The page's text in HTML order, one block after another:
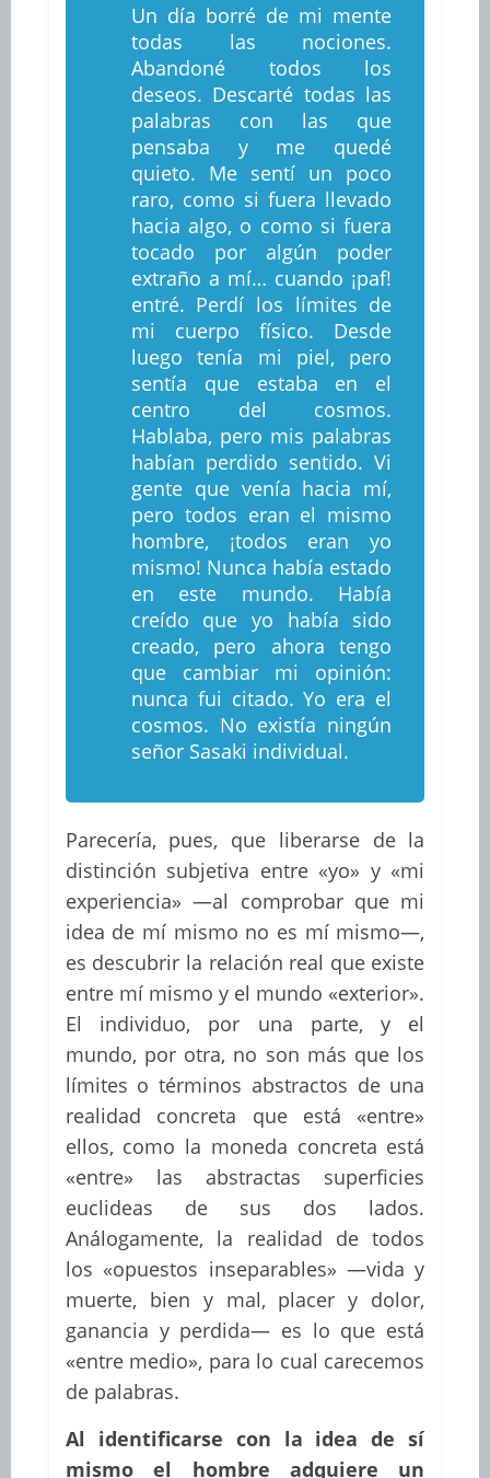
Un día borré de mi mente
todas las nociones.
Abandoné todos los
deseos. Descarté todas las
palabras con las que
pensaba y me quedé
quieto. Me sentí un poco
raro, como si fuera llevado
hacia algo, o como si fuera
tocado por algún poder
extraño a mí… cuando ¡paf!
entré. Perdí los límites de
mi cuerpo físico. Desde
luego tenía mi piel, pero
sentía que estaba en el
centro del cosmos.
Hablaba, pero mis palabras
habían perdido sentido. Vi
gente que venía hacia mí,
pero todos eran el mismo
hombre, ¡todos eran yo
mismo! Nunca había estado
en este mundo. Había
creído que yo había sido
creado, pero ahora tengo
que cambiar mi opinión:
nunca fui citado. Yo era el
cosmos. No existía ningún
señor Sasaki individual.
Parecería, pues, que liberarse de la
distinción subjetiva entre «yo» y «mi
experiencia» —al comprobar que mi
idea de mí mismo no es mí mismo—,
es descubrir la relación real que existe
entre mí mismo y el mundo «exterior».
El individuo, por una parte, y el
mundo, por otra, no son más que los
límites o términos abstractos de una
realidad concreta que está «entre»
ellos, como la moneda concreta está
«entre» las abstractas superficies
euclideas de sus dos lados.
Análogamente, la realidad de todos
los «opuestos inseparables» —vida y
muerte, bien y mal, placer y dolor,
ganancia y perdida— es lo que está
«entre medio», para lo cual carecemos
de palabras.
Al identificarse con la idea de sí
mismo el hombre adquiere un